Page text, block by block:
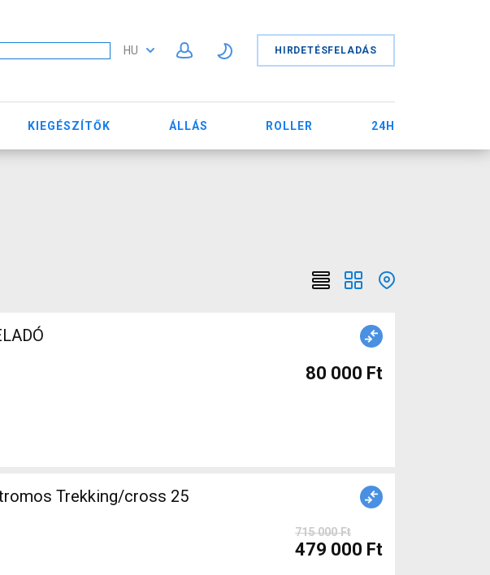
HU HIRDETÉSFELADÁS
KIEGÉSZÍTŐK ÁLLÁS ROLLER 24H
80 000 Ft
715 000 Ft
479 000 Ft